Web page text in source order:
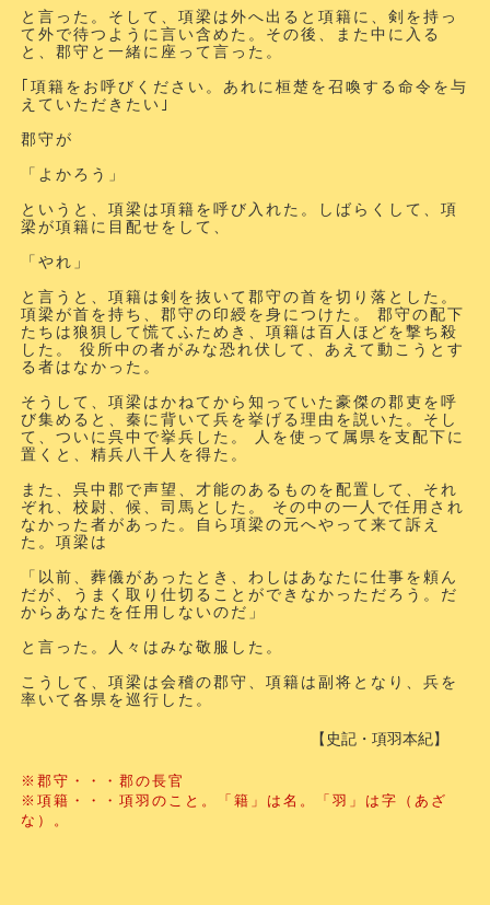
と言った。そして、項梁は外へ出ると項籍に、剣を持っ
て外で待つように言い含めた。その後、また中に入る
と、郡守と一緒に座って言った。
｢項籍をお呼びください。あれに桓楚を召喚する命令を与
えていただきたい｣
郡守が
「よかろう」
というと、項梁は項籍を呼び入れた。しばらくして、項
梁が項籍に目配せをして、
「やれ」
と言うと、項籍は剣を抜いて郡守の首を切り落とした。
項梁が首を持ち、郡守の印綬を身につけた。 郡守の配下
たちは狼狽して慌てふためき、項籍は百人ほどを撃ち殺
した。 役所中の者がみな恐れ伏して、あえて動こうとす
る者はなかった。
そうして、項梁はかねてから知っていた豪傑の郡吏を呼
び集めると、秦に背いて兵を挙げる理由を説いた。そし
て、ついに呉中で挙兵した。 人を使って属県を支配下に
置くと、精兵八千人を得た。
また、呉中郡で声望、才能のあるものを配置して、それ
ぞれ、校尉、候、司馬とした。 その中の一人で任用され
なかった者があった。自ら項梁の元へやって来て訴え
た。項梁は
「以前、葬儀があったとき、わしはあなたに仕事を頼ん
だが、うまく取り仕切ることができなかっただろう。だ
からあなたを任用しないのだ」
と言った。人々はみな敬服した。
こうして、項梁は会稽の郡守、項籍は副将となり、兵を
率いて各県を巡行した。
【史記・項羽本紀】
※郡守・・・郡の長官
※項籍・・・項羽のこと。「籍」は名。「羽」は字（あざ
な）。